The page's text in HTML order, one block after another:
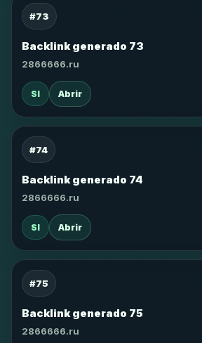
#73
Backlink generado 73
2866666.ru
SI Abrir
#74
Backlink generado 74
2866666.ru
SI Abrir
#75
Backlink generado 75
2866666.ru